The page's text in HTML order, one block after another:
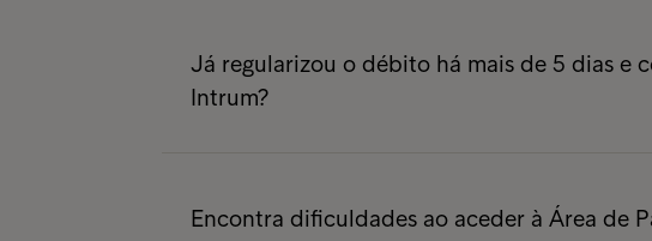
Sugerimos que nos contacte através do
Gestor do Seu Processo.
Já regularizou o débito há mais de 5 dias e
Intrum?
com detalhe quando e de que forma realizou
Encontra dificuldades ao aceder à Área de